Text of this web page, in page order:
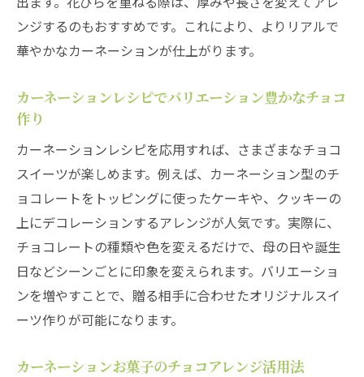
ンジするのもおすすめです。これにより、よりリアルで
華やかなカーネーションが仕上がります。
カーネーションレシピでバリエーション豊かなチョコ
作り
カーネーションレシピを応用すれば、さまざまなチョコ
スイーツが楽しめます。例えば、カーネーション型のチ
ョコレートをトッピングに使ったケーキや、クッキーの
上にデコレーションするアレンジが人気です。実際に、
チョコレートの種類や色を変えるだけで、母の日や誕生
日などシーンごとに印象を変えられます。バリエーショ
ンを増やすことで、贈る相手に合わせたオリジナルスイ
ーツ作りが可能になります。
カーネーションお菓子のチョコアレンジ活用法